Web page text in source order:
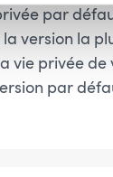
par
version la
vie privée de
par